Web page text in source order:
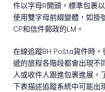
件以字母R開頭，標準包裹
使用雙字母前綴變體，如掛
CP和信件郵政的LM。
在線追蹤BH Pošta貨件時
遞的旅程各階段都會出現不
人或收件人跟進包裹進展，
下表描述追蹤系統中可能出